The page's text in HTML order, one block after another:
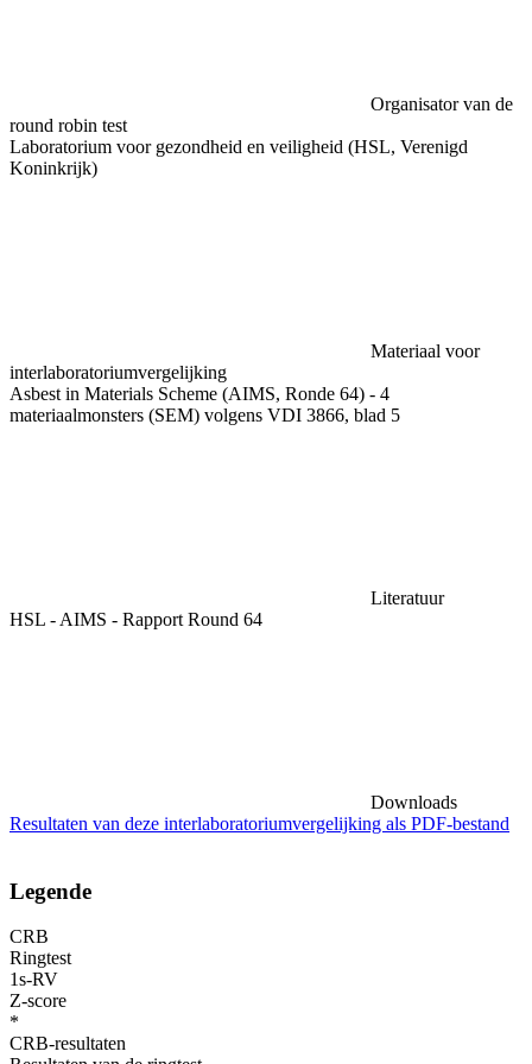
Organisator van de
round robin test
Laboratorium voor gezondheid en veiligheid (HSL, Verenigd
Koninkrijk)
Materiaal voor
interlaboratoriumvergelijking
Asbest in Materials Scheme (AIMS, Ronde 64) - 4
materiaalmonsters (SEM) volgens VDI 3866, blad 5
Literatuur
HSL - AIMS - Rapport Round 64
Downloads
Resultaten van deze interlaboratoriumvergelijking als PDF-bestand
Legende
CRB
Ringtest
1s-RV
Z-score
*
CRB-resultaten